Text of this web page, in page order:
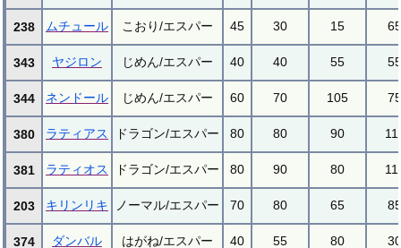
238 ムチュール こおり/エスパー 45 30 15 65
343 ヤジロン じめん/エスパー 40 40 55 55
344 ネンドール じめん/エスパー 60 70 105 75
380 ラティアス ドラゴン/エスパー 80 80 90
381 ラティオス ドラゴン/エスパー 80 90 80
203 キリンリキ ノーマル/エスパー 70 80 65 85
374 ダンバル はがね/エスパー 40 55 80 30